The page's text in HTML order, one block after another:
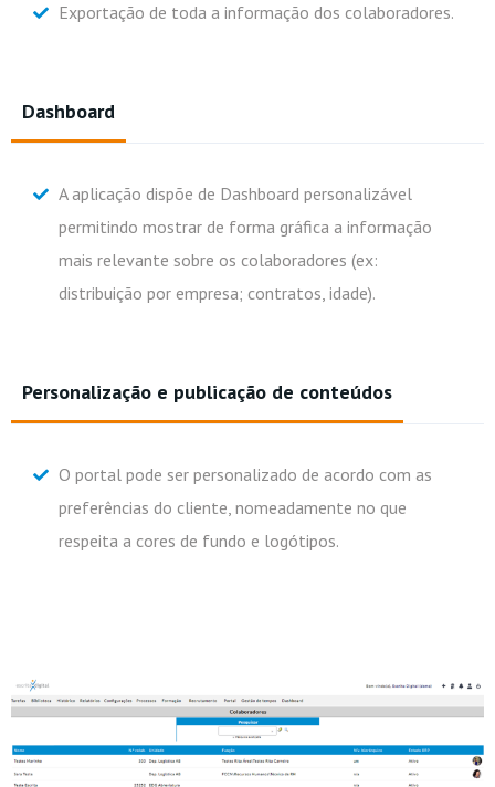
Exportação de toda a informação dos colaboradores.
Dashboard
A aplicação dispõe de Dashboard personalizável
permitindo mostrar de forma gráfica a informação
mais relevante sobre os colaboradores (ex:
distribuição por empresa; contratos, idade).
Personalização e publicação de conteúdos
O portal pode ser personalizado de acordo com as
preferências do cliente, nomeadamente no que
respeita a cores de fundo e logótipos.